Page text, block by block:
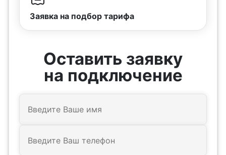
Заявка на подбор тарифа
Оставить заявку
на подключение